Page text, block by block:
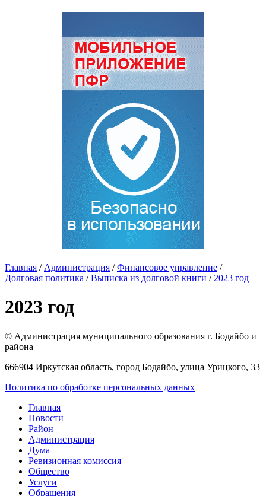
Главная / Администрация / Финансовое управление /
Долговая политика / Выписка из долговой книги / 2023 год
2023 год
© Администрация муниципального образования г. Бодайбо и
района
666904 Иркутская область, город Бодайбо, улица Урицкого, 33
Политика по обработке персональных данных
Главная
Новости
Район
Администрация
Дума
Ревизионная комиссия
Общество
Услуги
Обращения